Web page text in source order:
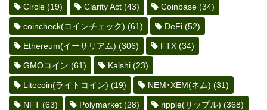
Circle (19) Clarity Act (43) Coinbase (34)
coincheck(コインチェック) (61) DeFi (52)
Ethereum(イーサリアム) (306) FTX (34)
GMOコイン (61) Kalshi (23)
Litecoin(ライトコイン) (19) NEM･XEM(ネム) (31)
NFT (63) Polymarket (28) ripple(リップル) (368)